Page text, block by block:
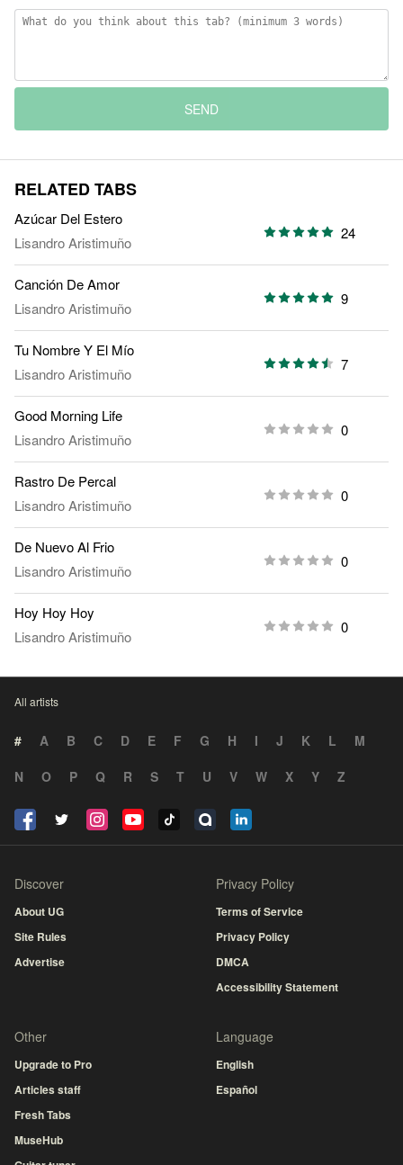
SEND
RELATED TABS
Azúcar Del Estero
Lisandro Aristimuño
24
Canción De Amor
Lisandro Aristimuño
9
Tu Nombre Y El Mío
Lisandro Aristimuño
7
Good Morning Life
Lisandro Aristimuño
0
Rastro De Percal
Lisandro Aristimuño
0
De Nuevo Al Frio
Lisandro Aristimuño
0
Hoy Hoy Hoy
Lisandro Aristimuño
0
All artists
# A B C D E F G H I J K L
M
N
O P Q R S T U V W X Y Z
Discover
About UG
Site Rules
Advertise
Privacy Policy
Terms of Service
Privacy Policy
DMCA
Accessibility Statement
Other
Upgrade to Pro
Articles staff
Fresh Tabs
MuseHub
Language
English
Español